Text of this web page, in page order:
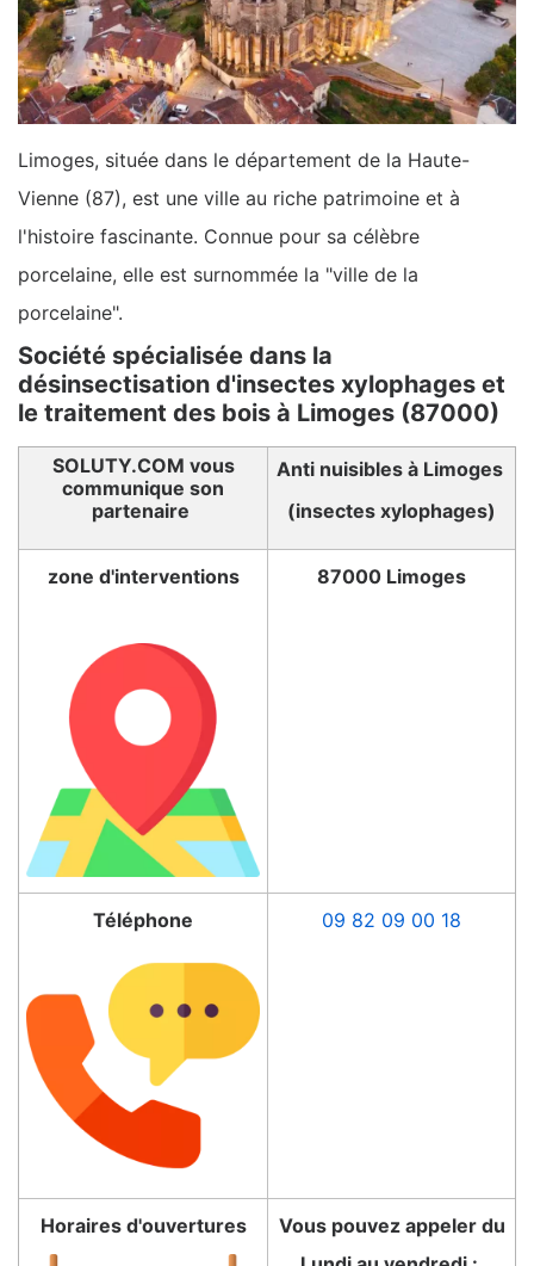
Limoges, située dans le département de la Haute-
Vienne (87), est une ville au riche patrimoine et à
l'histoire fascinante. Connue pour sa célèbre
porcelaine, elle est surnommée la "ville de la
porcelaine".
Société spécialisée dans la
désinsectisation d'insectes xylophages et
le traitement des bois à Limoges (87000)
SOLUTY.COM vous
communique son
partenaire
Anti nuisibles à Limoges
(insectes xylophages)
zone d'interventions 87000 Limoges
Téléphone 09 82 09 00 18
Horaires d'ouvertures
Vous pouvez appeler du